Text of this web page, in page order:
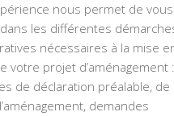
nous permet de vous
les différentes
nécessaires à la mise
votre projet d’aménagement :
de déclaration préalable, de
demandes